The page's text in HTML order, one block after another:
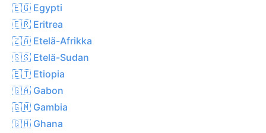
🇪🇬 Egypti
🇪🇷 Eritrea
🇿🇦 Etelä-Afrikka
🇸🇸 Etelä-Sudan
🇪🇹 Etiopia
🇬🇦 Gabon
🇬🇲 Gambia
🇬🇭 Ghana